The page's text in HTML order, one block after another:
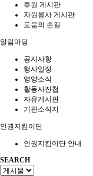
후원 게시판
자원봉사 게시판
도움의 손길
알림마당
공지사항
행사일정
영양소식
활동사진첩
자유게시판
기관소식지
인권지킴이단
인권지킴이단 안내
SEARCH